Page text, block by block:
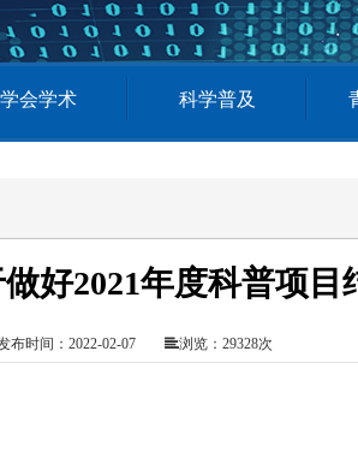
学会学术 科学普及
好2021年度科普项目
布时间：2022-02-07 浏览：29328次